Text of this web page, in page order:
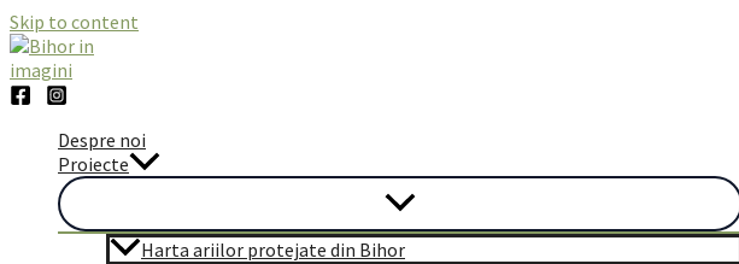
Skip to content
Despre noi
Proiecte
Harta ariilor protejate din Bihor